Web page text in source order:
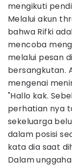
mengikuti
Melalui akun
bahwa Rifki
mencoba
melalui pesan
bersangkutan.
mengenai
"Hallo kak.
perhatian nya
sekeluarga
dalam posisi
kata dia saat
Dalam